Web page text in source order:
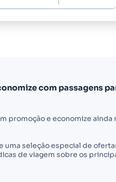
com passagens
promoção e economize
seleção especial de
de viagem sobre os